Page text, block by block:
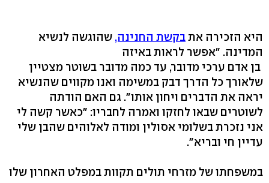
היא הזכירה אתבקשת החנינה, שהוגשה לנשיא
המדינה. "אפשר לראות באיזה
בן אדם ערכי מדובר, עד כמה מדובר בשוטר מצטיין
שלאורך כל הדרך דבק במשימה ואנו מקווים שהנשיא
יראה את הדברים ויחון אותו". גם האם הודתה
לשוטרים שבאו לחזקו ואמרה לחבריו: "כאשר קשה לי
אני נזכרת בשלומי אסולין ומודה לאלוהים שהבן שלי
עדיין חי ובריא".
במשפחתו של מזרחי תולים תקוות במפלט האחרון שלו